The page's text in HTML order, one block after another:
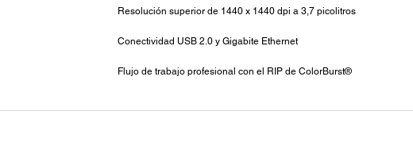
Resolución superior de 1440 x 1440 dpi a 3,7 picolitros
Conectividad USB 2.0 y Gigabite Ethernet
Flujo de trabajo profesional con el RIP de ColorBurst®